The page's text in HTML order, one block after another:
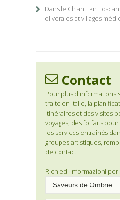
Dans le Chianti en
oliveraies et villages
Contact
Pour plus d'informations
traite en Italie, la
itinéraires et des visites
voyages, des forfaits
les services entraînés
groupes artistiques,
de contact:
Richiedi informazioni per: